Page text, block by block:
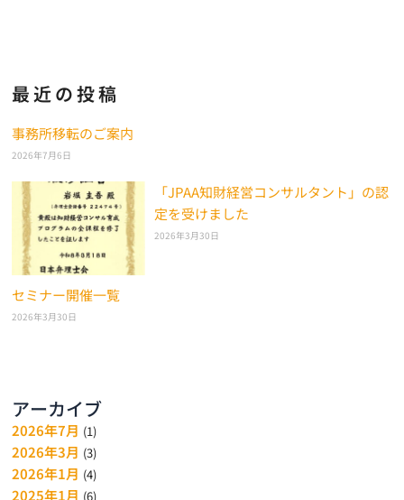
最近の投稿
事務所移転のご案内
2026年7月6日
「JPAA知財経営コンサルタント」の認
定を受けました
2026年3月30日
セミナー開催一覧
2026年3月30日
アーカイブ
2026年7月 (1)
2026年3月 (3)
2026年1月 (4)
2025年1月 (6)